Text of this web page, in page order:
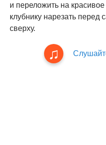
и переложить на
клубнику нарезать
сверху.